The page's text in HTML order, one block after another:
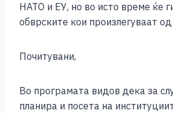
НАТО и ЕУ, но во исто време ќе
обврските кои произлегуваат
Почитувани,
Во програмата видов дека за
планира и посета на